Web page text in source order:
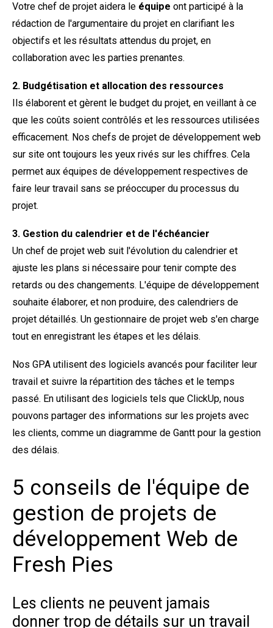
Votre chef de projet aidera le équipe ont participé à la
rédaction de l'argumentaire du projet en clarifiant les
objectifs et les résultats attendus du projet, en
collaboration avec les parties prenantes.
2. Budgétisation et allocation des ressources
Ils élaborent et gèrent le budget du projet, en veillant à ce
que les coûts soient contrôlés et les ressources utilisées
efficacement. Nos chefs de projet de développement web
sur site ont toujours les yeux rivés sur les chiffres. Cela
permet aux équipes de développement respectives de
faire leur travail sans se préoccuper du processus du
projet.
3. Gestion du calendrier et de l'échéancier
Un chef de projet web suit l'évolution du calendrier et
ajuste les plans si nécessaire pour tenir compte des
retards ou des changements. L'équipe de développement
souhaite élaborer, et non produire, des calendriers de
projet détaillés. Un gestionnaire de projet web s'en charge
tout en enregistrant les étapes et les délais.
Nos GPA utilisent des logiciels avancés pour faciliter leur
travail et suivre la répartition des tâches et le temps
passé. En utilisant des logiciels tels que ClickUp, nous
pouvons partager des informations sur les projets avec
les clients, comme un diagramme de Gantt pour la gestion
des délais.
5 conseils de l'équipe de
gestion de projets de
développement Web de
Fresh Pies
Les clients ne peuvent jamais
donner trop de détails sur un travail